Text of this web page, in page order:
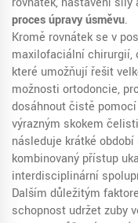
proces úpravy úsměvu.
Kromě rovnátek se v
maxilofaciální chirurgií,
které umožňují řešit
možnosti ortodoncie,
dosáhnout čistě
výrazným skokem
následuje krátké
kombinovaný přístup
interdisciplinární
Dalším důležitým
schopnost udržet zuby